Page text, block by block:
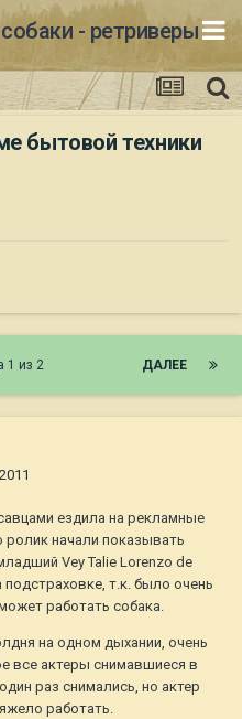
- ретриверы
бытовой техники
ДАЛЕЕ
1 из 2
ездила на рекламные
ролик начали показывать
Vey Talie Lorenzo de
т.к. было очень
работать собака.
на одном дыхании, очень
все актеры снимавшиеся в
раз снимались, но актер
работать.